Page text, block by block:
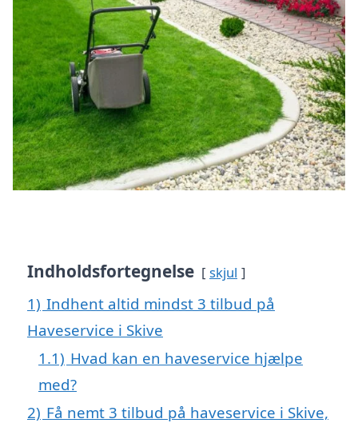
Indholdsfortegnelse skjul
1) Indhent altid mindst 3 tilbud på
Haveservice i Skive
1.1) Hvad kan en haveservice hjælpe
med?
2) Få nemt 3 tilbud på haveservice i Skive,